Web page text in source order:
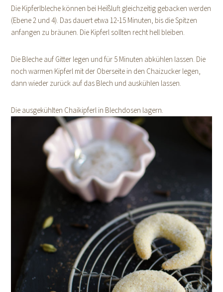
Die Kipferlbleche können bei Heißluft gleichzeitig gebacken werden
(Ebene 2 und 4). Das dauert etwa 12-15 Minuten, bis die Spitzen
anfangen zu bräunen. Die Kipferl sollten recht hell bleiben.
Die Bleche auf Gitter legen und für 5 Minuten abkühlen lassen. Die
noch warmen Kipferl mit der Oberseite in den Chaizucker legen,
dann wieder zurück auf das Blech und auskühlen lassen.
Die ausgekühlten Chaikipferl in Blechdosen lagern.